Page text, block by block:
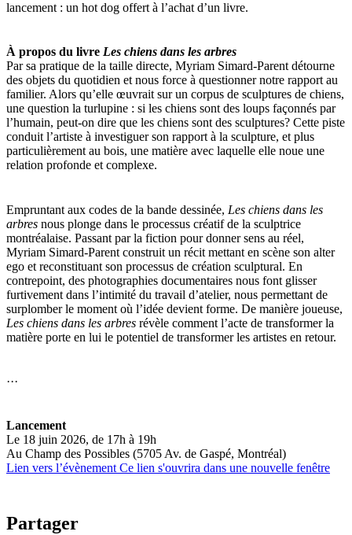
lancement : un hot dog offert à l’achat d’un livre.
À propos du livre Les chiens dans les arbres
Par sa pratique de la taille directe, Myriam Simard-Parent détourne
des objets du quotidien et nous force à questionner notre rapport au
familier. Alors qu’elle œuvrait sur un corpus de sculptures de chiens,
une question la turlupine : si les chiens sont des loups façonnés par
l’humain, peut-on dire que les chiens sont des sculptures? Cette piste
conduit l’artiste à investiguer son rapport à la sculpture, et plus
particulièrement au bois, une matière avec laquelle elle noue une
relation profonde et complexe.
Empruntant aux codes de la bande dessinée, Les chiens dans les
arbres nous plonge dans le processus créatif de la sculptrice
montréalaise. Passant par la fiction pour donner sens au réel,
Myriam Simard-Parent construit un récit mettant en scène son alter
ego et reconstituant son processus de création sculptural. En
contrepoint, des photographies documentaires nous font glisser
furtivement dans l’intimité du travail d’atelier, nous permettant de
surplomber le moment où l’idée devient forme. De manière joueuse,
Les chiens dans les arbres révèle comment l’acte de transformer la
matière porte en lui le potentiel de transformer les artistes en retour.
···
Lancement
Le 18 juin 2026, de 17h à 19h
Au Champ des Possibles (5705 Av. de Gaspé, Montréal)
Lien vers l’évènementCe lien s'ouvrira dans une nouvelle fenêtre
Partager